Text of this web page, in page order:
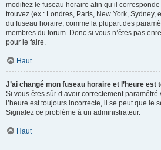
modifiez le fuseau horaire afin qu’il
trouvez (ex : Londres, Paris, New York, Sydney,
du fuseau horaire, comme la plupart des
membres du forum. Donc si vous n’êtes pas
pour le faire.
Haut
J’ai changé mon fuseau horaire et l’heure
Si vous êtes sûr d’avoir correctement
l’heure est toujours incorrecte, il se peut que le
Signalez ce problème à un administrateur.
Haut